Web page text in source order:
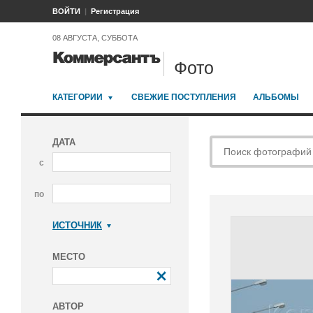
ВОЙТИ Регистрация
08 АВГУСТА, СУББОТА
Фото
КАТЕГОРИИ СВЕЖИЕ ПОСТУПЛЕНИЯ АЛЬБОМЫ
ДАТА
с
по
ИСТОЧНИК
МЕСТО
АВТОР